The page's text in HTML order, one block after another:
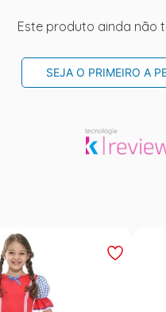
Este produto ainda não
SEJA O PRIMEIRO A